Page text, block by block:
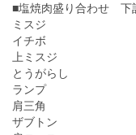
■塩焼肉盛り合わせ 下
ミスジ
イチボ
上ミスジ
とうがらし
ランプ
肩三角
ザブトン